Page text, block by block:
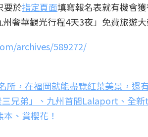
要於指定頁面填寫報名表就有機會
奢華觀光行程4天3夜」免費旅遊
archives/589272/
所，在福岡就能盡覽紅葉美景，還
兄弟」、九州首間Lalaport、全
、賞櫻花！